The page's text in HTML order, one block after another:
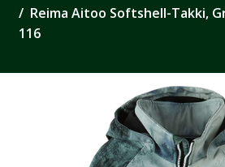
Reima Aitoo Softshell-Takki,
116